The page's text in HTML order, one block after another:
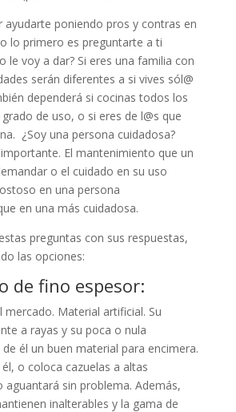
ayudarte poniendo pros y contras en
lo primero es preguntarte a ti
le voy a dar? Si eres una familia con
serán diferentes a si vives sól@
dependerá si cocinas todos los
de uso, o si eres de l@s que
¿Soy una persona cuidadosa?
El mantenimiento que un
o el cuidado en su uso
en una persona
en una más cuidadosa.
preguntas con sus respuestas,
las opciones:
de fino espesor:
mercado. Material artificial. Su
a rayas y su poca o nula
él un buen material para encimera.
o coloca cazuelas a altas
aguantará sin problema. Además,
inalterables y la gama de